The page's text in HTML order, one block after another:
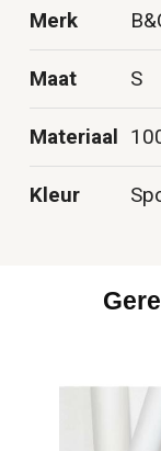
Merk
Maat S
Materiaal
Kleur